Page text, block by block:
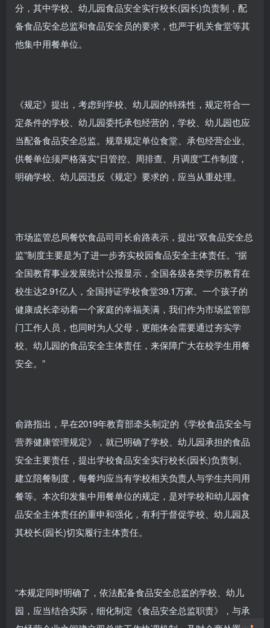
分，其中学校、幼儿园食品安全实行校长(园长)负责制，配
备食品安全总监和食品安全员的要求，也严于机关食堂等其
他集中用餐单位。
《规定》提出，考虑到学校、幼儿园的特殊性，规定符合一
定条件的学校、幼儿园委托承包经营的，学校、幼儿园也应
当配备食品安全总监。规章规定单位食堂、承包经营企业、
供餐单位须严格落实“日管控、周排查、月调度”工作制度，
明确学校、幼儿园违反《规定》要求的，应当从重处理。
市场监管总局餐饮食品司司长俞路表示，提出“双食品安全总
监”制度主要是为了进一步夯实校园食品安全主体责任。“据
全国教育事业发展统计公报显示，全国各级各类学历教育在
校生达2.91亿人，全国持证学校食堂39.1万家。一个孩子的
健康成长牵动着一个家庭的幸福美满，我们作为市场监管部
门工作人员，也同时为人父母，更能体会需要通过夯实学
校、幼儿园的食品安全主体责任，来保障广大在校学生用餐
安全。”
俞路指出，早在2019年教育部牵头制定的《学校食品安全与
营养健康管理规定》，就已明确了学校、幼儿园承担的食品
安全主要责任，提出学校食品安全实行校长(园长)负责制、
建立陪餐制度，每餐均应当有学校相关负责人与学生共同用
餐等。本次印发集中用餐单位的规定，是对学校和幼儿园食
品安全主体责任的重申和强化，有利于督促学校、幼儿园及
其校长(园长)切实履行主体责任。
“本规定同时明确了，依法配备食品安全总监的学校、幼儿
园，应当结合实际，细化制定《食品安全总监职责》，与承